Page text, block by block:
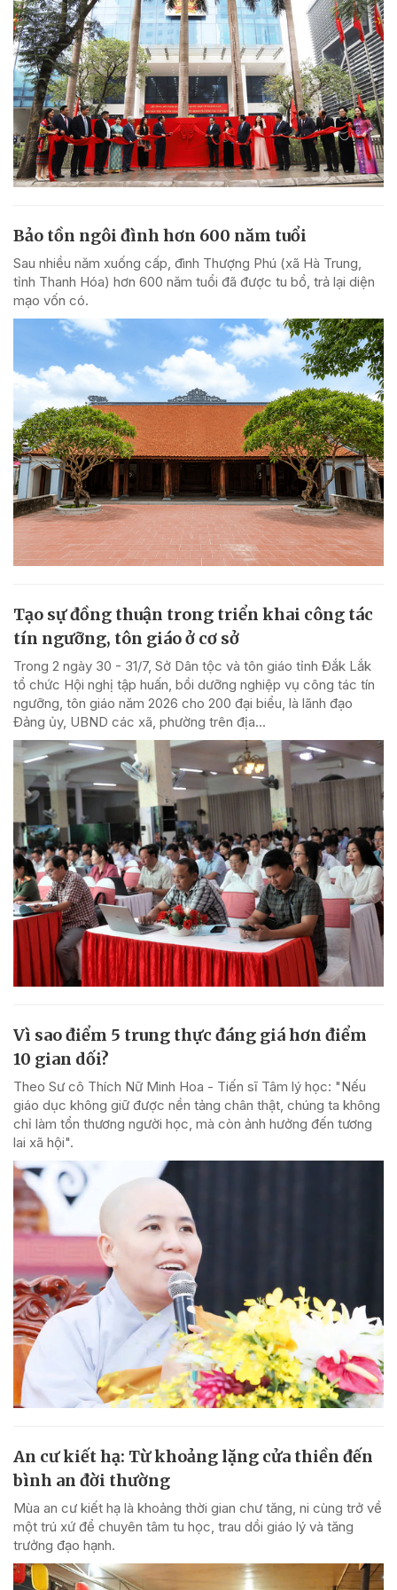
Bảo tồn ngôi đình hơn 600 năm tuổi
Sau nhiều năm xuống cấp, đình Thượng Phú (xã Hà Trung,
tỉnh Thanh Hóa) hơn 600 năm tuổi đã được tu bổ, trả lại diện
mạo vốn có.
Tạo sự đồng thuận trong triển khai công tác
tín ngưỡng, tôn giáo ở cơ sở
Trong 2 ngày 30 - 31/7, Sở Dân tộc và tôn giáo tỉnh Đắk Lắk
tổ chức Hội nghị tập huấn, bồi dưỡng nghiệp vụ công tác tín
ngưỡng, tôn giáo năm 2026 cho 200 đại biểu, là lãnh đạo
Đảng ủy, UBND các xã, phường trên địa...
Vì sao điểm 5 trung thực đáng giá hơn điểm
10 gian dối?
Theo Sư cô Thích Nữ Minh Hoa - Tiến sĩ Tâm lý học: "Nếu
giáo dục không giữ được nền tảng chân thật, chúng ta không
chỉ làm tổn thương người học, mà còn ảnh hưởng đến tương
lai xã hội".
An cư kiết hạ: Từ khoảng lặng cửa thiền đến
bình an đời thường
Mùa an cư kiết hạ là khoảng thời gian chư tăng, ni cùng trở về
một trú xứ để chuyên tâm tu học, trau dồi giáo lý và tăng
trưởng đạo hạnh.